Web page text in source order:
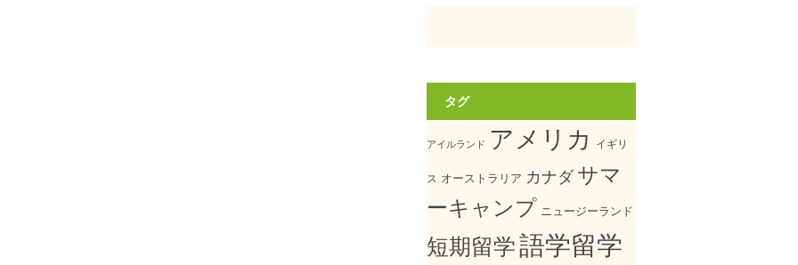
タグ
アイルランド アメリカ イギリ
ス オーストラリア カナダ サマ
ーキャンプ ニュージーランド
短期留学語学留学